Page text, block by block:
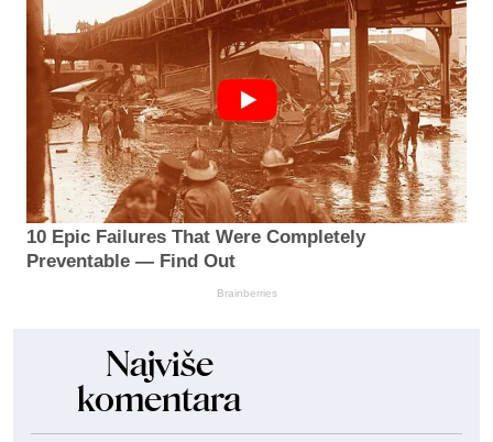
10 Epic Failures That Were Completely
Preventable — Find Out
Brainberries
Najviše
komentara